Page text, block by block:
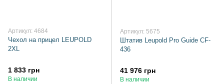
Артикул: 4684
Чехол на прицел LEUPOLD
2XL
1 833 грн
В наличии
Артикул: 5675
Штатив Leupold Pro Guide CF-
436
41 976 грн
В наличии